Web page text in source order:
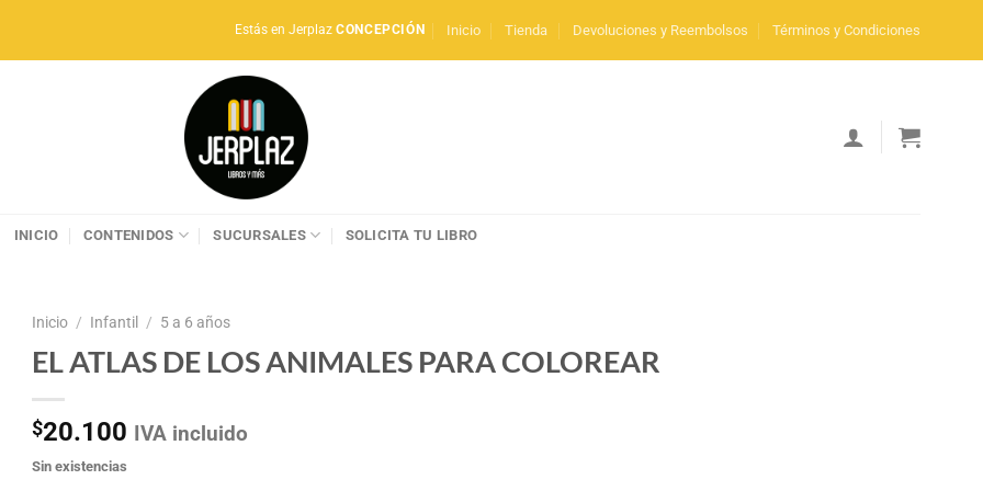
Estás en JerplazCONCEPCIÓN Inicio Tienda Devoluciones y Reembolsos Términos y Condiciones
INICIO CONTENIDOS SUCURSALES SOLICITA TU LIBRO
Inicio / Infantil / 5 a 6 años
EL ATLAS DE LOS ANIMALES PARA COLOREAR
$20.100 IVA incluido
Sin existencias